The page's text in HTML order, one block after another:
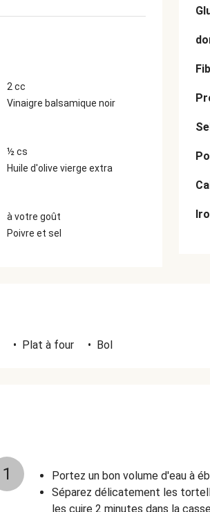
2 cc
Vinaigre balsamique noir
½ cs
Huile d'olive vierge extra
à votre goût
Poivre et sel
• Plat à four • Bol
1
Portez un bon volume d'eau à
Séparez délicatement les
les cuire 2 minutes dans la